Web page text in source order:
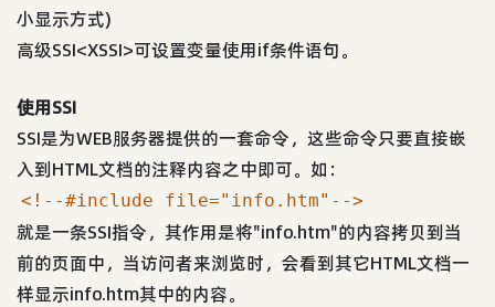
小显示方式)
高级SSI<XSSI>可设置变量使用if条件语句。
使用SSI
SSI是为WEB服务器提供的一套命令，这些命令只要直接嵌
入到HTML文档的注释内容之中即可。如：
<!--#include file="info.htm"-->
就是一条SSI指令，其作用是将"info.htm"的内容拷贝到当
前的页面中，当访问者来浏览时，会看到其它HTML文档一
样显示info.htm其中的内容。